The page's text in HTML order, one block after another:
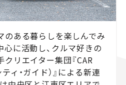
のある暮らしを楽しんでみ
に活動し、クルマ好きの
リエイター集団『CAR
ィ・ガイド）』による新連